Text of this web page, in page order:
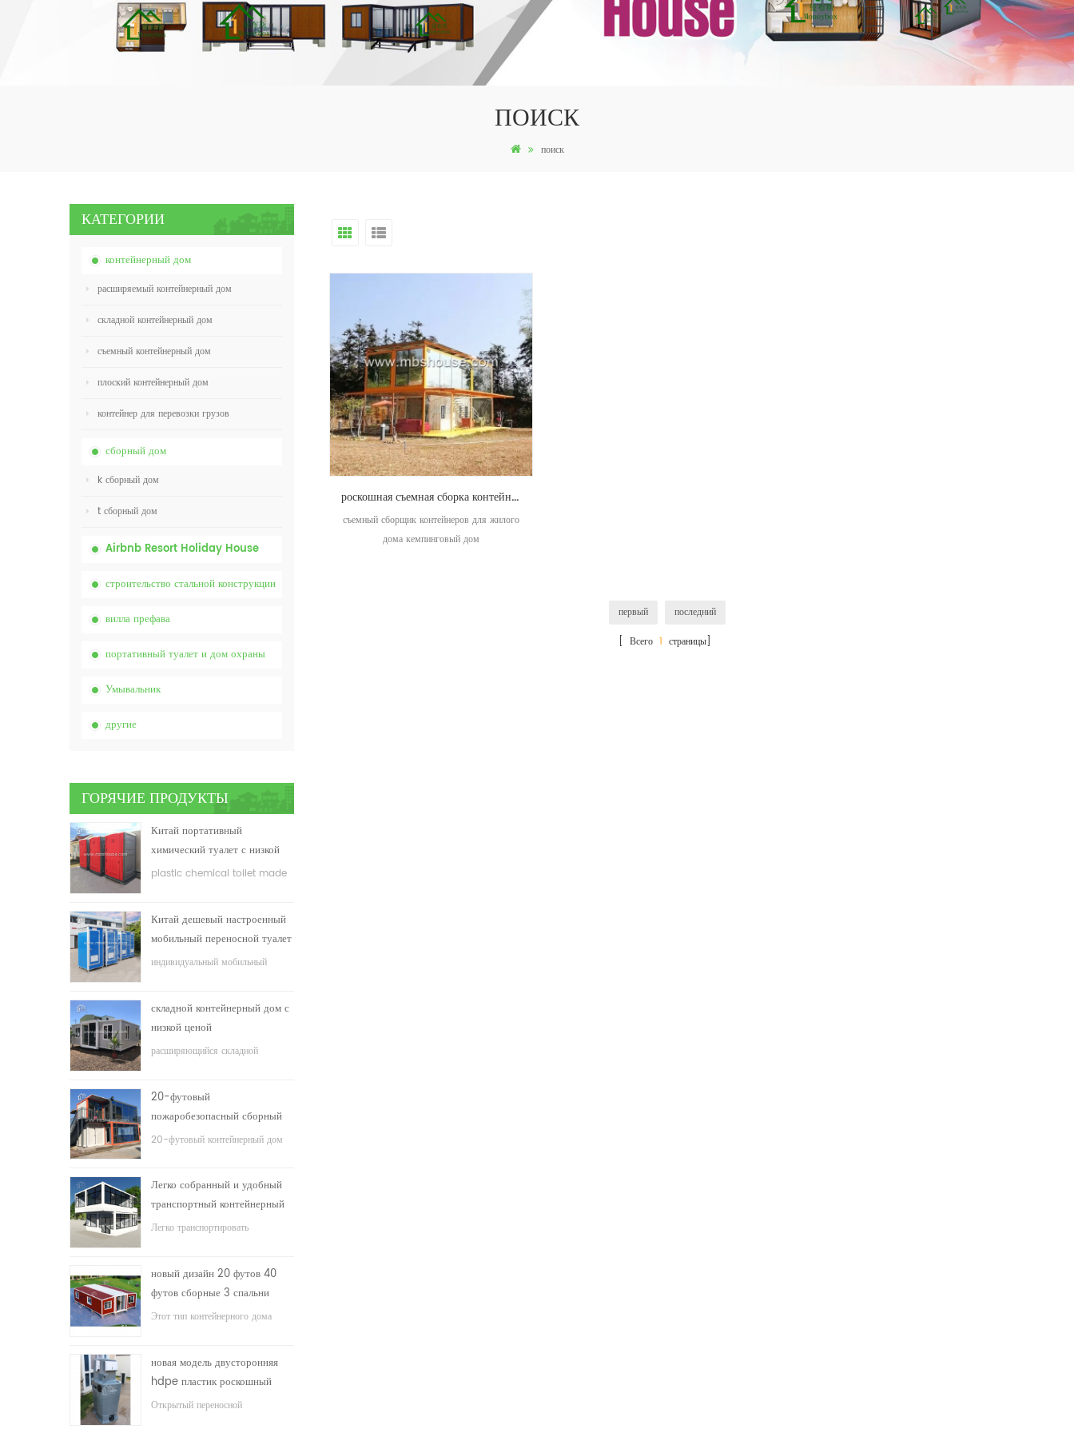
ПОИСК
поиск
КАТЕГОРИИ
контейнерный дом
расширяемый контейнерный дом
складной контейнерный дом
съемный контейнерный дом
плоский контейнерный дом
контейнер для перевозки грузов
сборный дом
k сборный дом
t сборный дом
Airbnb Resort Holiday House
строительство стальной конструкции
вилла префава
портативный туалет и дом охраны
Умывальник
другие
ГОРЯЧИЕ ПРОДУКТЫ
Китай портативный
химический туалет с низкой
ценой
plastic chemical toilet made
Китай дешевый настроенный
мобильный переносной туалет
для строительной площадки
индивидуальный мобильный
складной контейнерный дом с
низкой ценой
расширяющийся складной
20-футовый
пожаробезопасный сборный
дом жилой контейнерный дом
20-футовый контейнерный дом
Легко собранный и удобный
транспортный контейнерный
дом
Легко транспортировать
новый дизайн 20 футов 40
футов сборные 3 спальни
крошечный расширяемый
Этот тип контейнерного дома
ванную комнату и электрическую
систему.
новая модель двусторонняя
hdpe пластик роскошный
общественный умывальник
Открытый переносной
роскошная съемная сборка контейнера для жилого дома кемпинговый дом
съемный сборщик контейнеров для жилого
дома кемпинговый дом
первый
последний
[ Всего1 страницы]
mbshou
se.com